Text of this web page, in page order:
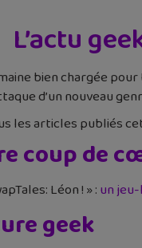
L’actu
bien chargée
d’un nouveau
les articles publiés
coup de
Léon ! » :un
geek